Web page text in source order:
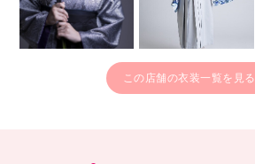
この店舗の衣装一覧を見る